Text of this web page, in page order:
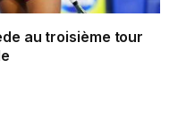
au troisième tour